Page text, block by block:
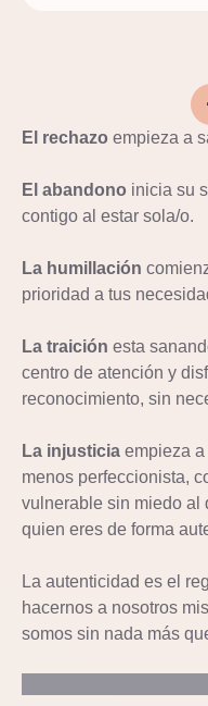
El rechazo empieza a
El abandono inicia su
contigo al estar sola/o.
La humillación
prioridad a tus
La traición esta
centro de atención y
reconocimiento, sin
La injusticia empieza
menos perfeccionista,
vulnerable sin miedo al
quien eres de forma
La autenticidad es el
hacernos a nosotros
somos sin nada más